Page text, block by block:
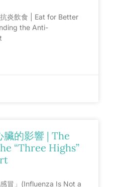
炎飲食 | Eat for Better
the Anti-
臟的影響 | The
“Three Highs”
冒」(Influenza Is Not a